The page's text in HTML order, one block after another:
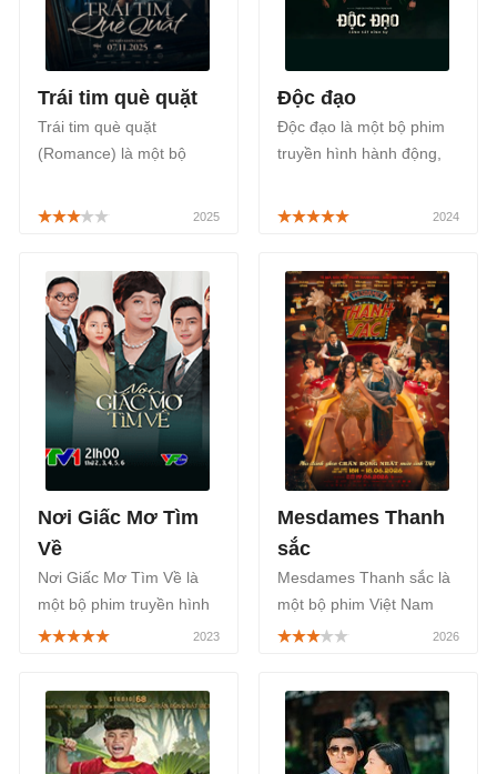
Trái tim què quặt
Trái tim què quặt
(Romance) là một bộ
thuộc thể loại tâm lý,
cuốn tiểu thuyết kinh À
cloche coeur của nhà văn
Pháp Catherine Arley,
công chiếu chính thức bắt
đầu từ ngày 07/11/2025.
Độc đạo
Độc đạo là một bộ phim
truyền hình hành động,
tiếp tục series Cảnh sát
tuần trên kênh VTV3.
Nơi Giấc Mơ Tìm
Về
Nơi Giấc Mơ Tìm Về là
một bộ phim truyền hình
Việt Nam được chiếu
truyền hình VTV1 bắt đầu
ngày 22/05/2023, thuộc
thể loại tâm lý tình cảm
Mesdames Thanh
sắc
Mesdames Thanh sắc là
một bộ phim Việt Nam
thuộc thể loại tâm lý, tình
chấn động Sài Gòn, được
lấy bối cảnh Sài Gòn thập
niên 1960, công chiếu